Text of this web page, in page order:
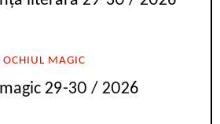
OCHIUL MAGIC
29-30 / 2026